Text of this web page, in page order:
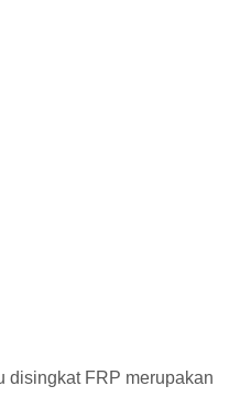
disingkat FRP merupakan